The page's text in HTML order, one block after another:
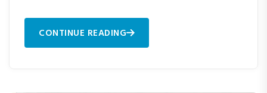
CONTINUE READING